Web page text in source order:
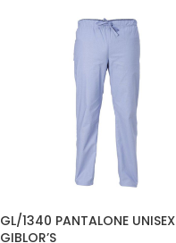
GL/1340 PANTALONE UNISEX
GIBLOR’S